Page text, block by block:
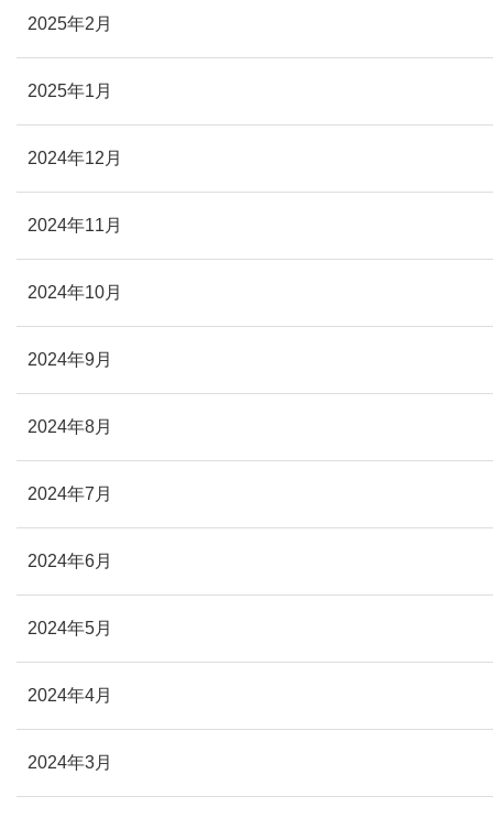
2025年2月
2025年1月
2024年12月
2024年11月
2024年10月
2024年9月
2024年8月
2024年7月
2024年6月
2024年5月
2024年4月
2024年3月